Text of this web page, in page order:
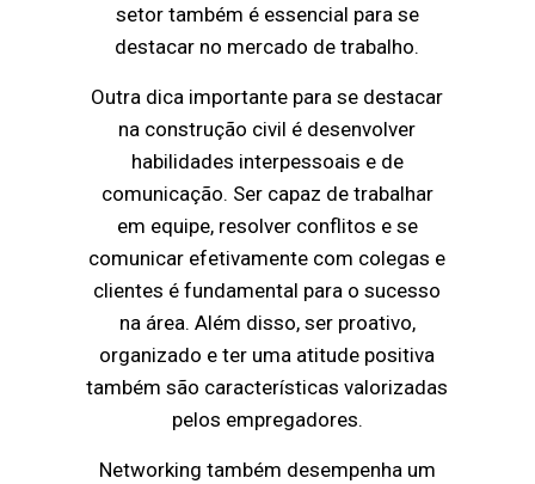
setor também é essencial para se
destacar no mercado de trabalho.
Outra dica importante para se destacar
na construção civil é desenvolver
habilidades interpessoais e de
comunicação. Ser capaz de trabalhar
em equipe, resolver conflitos e se
comunicar efetivamente com colegas e
clientes é fundamental para o sucesso
na área. Além disso, ser proativo,
organizado e ter uma atitude positiva
também são características valorizadas
pelos empregadores.
Networking também desempenha um